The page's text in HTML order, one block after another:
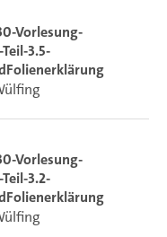
Vorlesung-
3.5-
Vorlesung-
3.2-